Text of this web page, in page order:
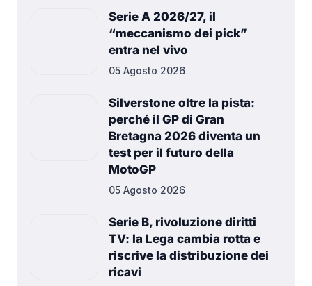
Serie A 2026/27, il
“meccanismo dei pick”
entra nel vivo
05 Agosto 2026
Silverstone oltre la pista:
perché il GP di Gran
Bretagna 2026 diventa un
test per il futuro della
MotoGP
05 Agosto 2026
Serie B, rivoluzione diritti
TV: la Lega cambia rotta e
riscrive la distribuzione dei
ricavi